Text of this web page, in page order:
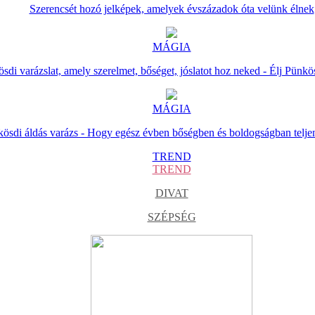
Szerencsét hozó jelképek, amelyek évszázadok óta velünk élnek
MÁGIA
varázslat, amely szerelmet, bőséget, jóslatot hoz neked - Élj
MÁGIA
áldás varázs - Hogy egész évben bőségben és boldogságban
TREND
TREND
DIVAT
SZÉPSÉG